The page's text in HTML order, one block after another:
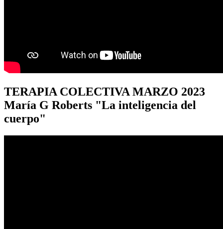
TERAPIA COLECTIVA MARZO 2023
María G Roberts "La inteligencia del
cuerpo"